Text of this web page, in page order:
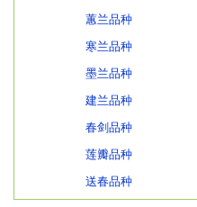
蕙兰品种
寒兰品种
墨兰品种
建兰品种
春剑品种
莲瓣品种
送春品种